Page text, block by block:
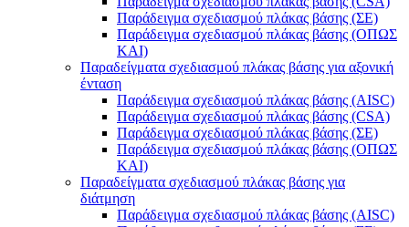
Παράδειγμα σχεδιασμού πλάκας βάσης (ΣΕ)
Παράδειγμα σχεδιασμού πλάκας βάσης (ΟΠΩΣ
ΚΑΙ)
Παραδείγματα σχεδιασμού πλάκας βάσης για αξονική
ένταση
Παράδειγμα σχεδιασμού πλάκας βάσης (AISC)
Παράδειγμα σχεδιασμού πλάκας βάσης (CSA)
Παράδειγμα σχεδιασμού πλάκας βάσης (ΣΕ)
Παράδειγμα σχεδιασμού πλάκας βάσης (ΟΠΩΣ
ΚΑΙ)
Παραδείγματα σχεδιασμού πλάκας βάσης για
διάτμηση
Παράδειγμα σχεδιασμού πλάκας βάσης (AISC)